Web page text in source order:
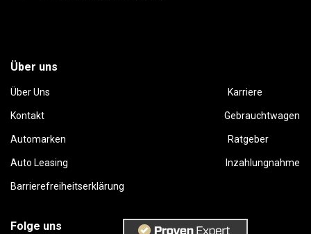
Über uns
Über Uns Karriere
Kontakt Gebrauchtwagen
Automarken Ratgeber
Auto Leasing Inzahlungnahme
Barrierefreiheitserklärung
Folge uns